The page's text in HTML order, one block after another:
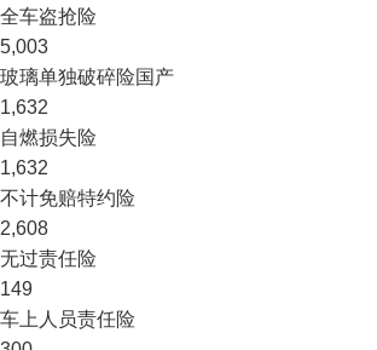
全车盗抢险
5,003
玻璃单独破碎险国产
1,632
自燃损失险
1,632
不计免赔特约险
2,608
无过责任险
149
车上人员责任险